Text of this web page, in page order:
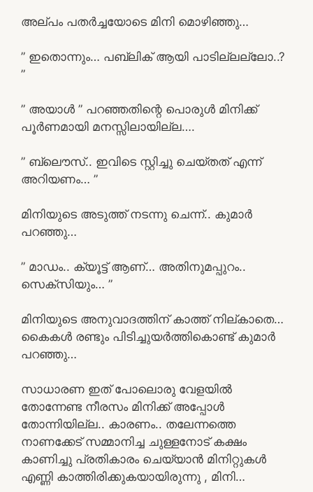
അല്പം പതർച്ചയോടെ മിനി മൊഴിഞ്ഞു…
” ഇതൊന്നും… പബ്ലിക് ആയി പാടില്ലല്ലോ..?
”
” അയാൾ ” പറഞ്ഞതിന്റെ പൊരുൾ മിനിക്ക്
പൂർണമായി മനസ്സിലായില്ല….
” ബ്ലൌസ്.. ഇവിടെ സ്റ്റിച്ചു ചെയ്തത് എന്ന്
അറിയണം… ”
മിനിയുടെ അടുത്ത് നടന്നു ചെന്ന്.. കുമാർ
പറഞ്ഞു…
” മാഡം.. ക്യൂട്ട് ആണ്… അതിനുമപ്പുറം..
സെക്സിയും… ”
മിനിയുടെ അനുവാദത്തിന് കാത്ത് നില്കാതെ…
കൈകൾ രണ്ടും പിടിച്ചുയർത്തികൊണ്ട് കുമാർ
പറഞ്ഞു…
സാധാരണ ഇത് പോലൊരു വേളയിൽ
തോന്നേണ്ട നീരസം മിനിക്ക് അപ്പോൾ
തോന്നിയില്ല.. കാരണം.. തലേന്നത്തെ
നാണക്കേട് സമ്മാനിച്ച ചുള്ളനോട് കക്ഷം
കാണിച്ചു പ്രതികാരം ചെയ്യാൻ മിനിറ്റുകൾ
എണ്ണി കാത്തിരിക്കുകയായിരുന്നു , മിനി…